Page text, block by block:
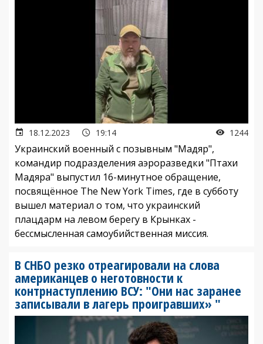
18.12.2023 19:14 1244
Украинский военный с позывным "Мадяр",
командир подразделения аэроразведки "Птахи
Мадяра" выпустил 16-минутное обращение,
посвящённое The New York Times, где в субботу
вышел материал о том, что украинский
плацдарм на левом берегу в Крынках -
бессмысленная самоубийственная миссия.
В СНБО резко отреагировали на слова
американцев о неготовности к
контрнаступлению ВСУ: "Они нас заранее
записывали в лагерь проигравших» "